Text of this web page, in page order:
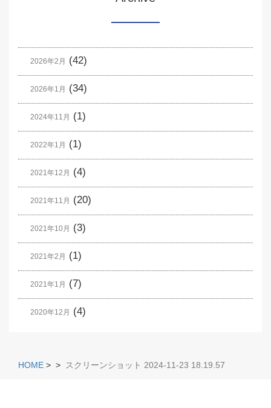
2026年2月 (42)
2026年1月 (34)
2024年11月 (1)
2022年1月 (1)
2021年12月 (4)
2021年11月 (20)
2021年10月 (3)
2021年2月 (1)
2021年1月 (7)
2020年12月 (4)
HOME > > スクリーンショット 2024-11-23 18.19.57